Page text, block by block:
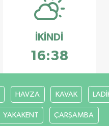
İKINDI
16:38
HAVZA KAVAK
YAKAKENT ÇARŞAMBA